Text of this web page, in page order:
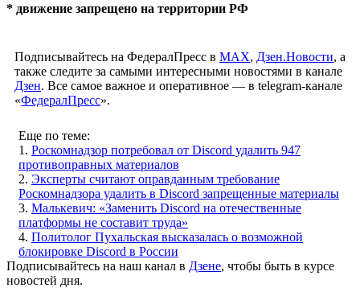
* движение запрещено на территории РФ
Подписывайтесь на ФедералПресс в МАХ, Дзен.Новости, а
также следите за самыми интересными новостями в канале
Дзен. Все самое важное и оперативное — в telegram-канале
«ФедералПресс».
Еще по теме:
1. Роскомнадзор потребовал от Discord удалить 947
противоправных материалов
2. Эксперты считают оправданным требование
Роскомнадзора удалить в Discord запрещенные материалы
3. Малькевич: «Заменить Discord на отечественные
платформы не составит труда»
4. Политолог Пухальская высказалась о возможной
блокировке Discord в России
Подписывайтесь на наш канал в Дзене, чтобы быть в курсе
новостей дня.